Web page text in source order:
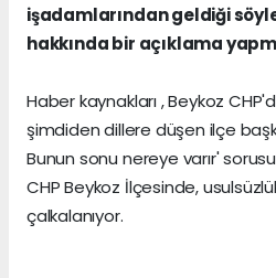
işadamlarından geldiği
hakkında bir açıklama
Haber kaynakları , Beykoz
şimdiden dillere düşen ilçe
Bunun sonu nereye varır'
CHP Beykoz İlçesinde,
çalkalanıyor.